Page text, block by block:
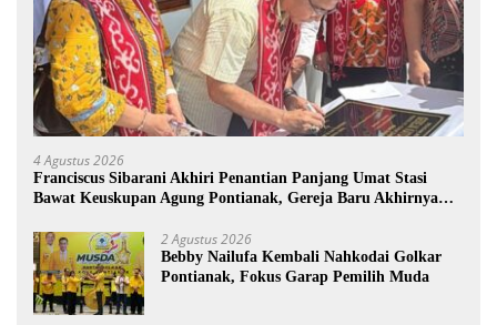
4 Agustus 2026
Franciscus Sibarani Akhiri Penantian Panjang Umat Stasi
Bawat Keuskupan Agung Pontianak, Gereja Baru Akhirnya
2 Agustus 2026
Bebby Nailufa Kembali Nahkodai Golkar
Pontianak, Fokus Garap Pemilih Muda